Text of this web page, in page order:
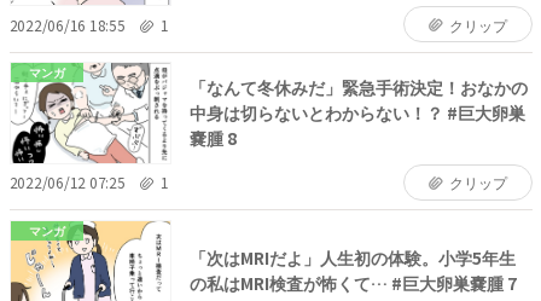
2022/06/16 18:55 1 クリップ
マンガ
「なんて冬休みだ」緊急手術決定！おなかの
中身は切らないとわからない！？ #巨大卵巣
嚢腫 8
2022/06/12 07:25 1 クリップ
マンガ
「次はMRIだよ」人生初の体験。小学5年生
の私はMRI検査が怖くて… #巨大卵巣嚢腫 7